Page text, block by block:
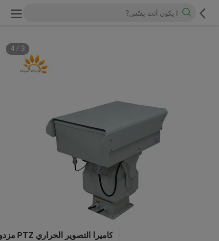
3
/
4
كاميرا التصوير الحراري PTZ مزدوجة لاسلكية